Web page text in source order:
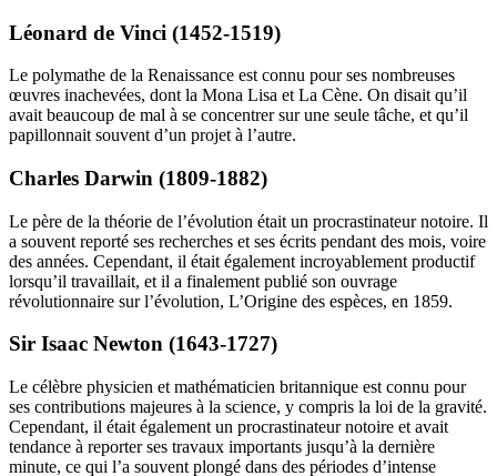
Léonard de Vinci (1452-1519)
Le polymathe de la Renaissance est connu pour ses nombreuses
œuvres inachevées, dont la Mona Lisa et La Cène. On disait qu’il
avait beaucoup de mal à se concentrer sur une seule tâche, et qu’il
papillonnait souvent d’un projet à l’autre.
Charles Darwin (1809-1882)
Le père de la théorie de l’évolution était un procrastinateur notoire. Il
a souvent reporté ses recherches et ses écrits pendant des mois, voire
des années. Cependant, il était également incroyablement productif
lorsqu’il travaillait, et il a finalement publié son ouvrage
révolutionnaire sur l’évolution, L’Origine des espèces, en 1859.
Sir Isaac Newton (1643-1727)
Le célèbre physicien et mathématicien britannique est connu pour
ses contributions majeures à la science, y compris la loi de la gravité.
Cependant, il était également un procrastinateur notoire et avait
tendance à reporter ses travaux importants jusqu’à la dernière
minute, ce qui l’a souvent plongé dans des périodes d’intense